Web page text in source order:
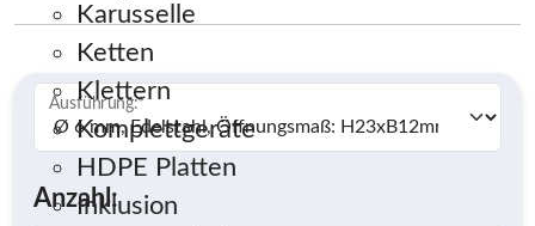
Karusselle
Ketten
Klettern
Komplettgeräte
HDPE Platten
Inklusion
Ausführung:*
Anzahl: